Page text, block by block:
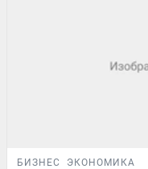
БИЗНЕС ЭКОНОМИКА